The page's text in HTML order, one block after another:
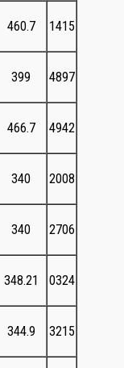
460.7 1415
399 4897
466.7 4942
340 2008
340 2706
348.21 0324
344.9 3215